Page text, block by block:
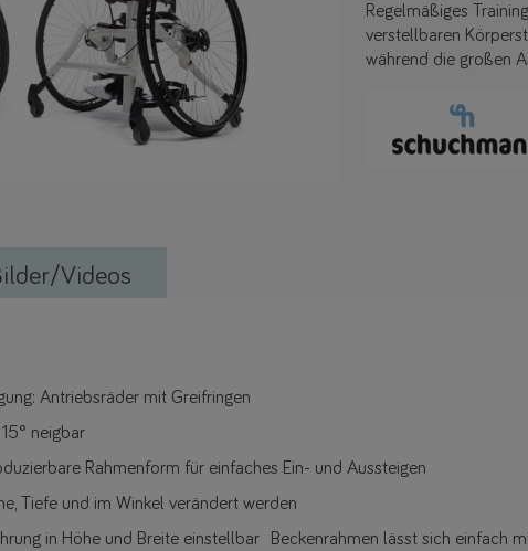
Regelmäßiges
verstellbaren
während die großen
Videos
Antriebsräder mit Greifringen
neigbar
Rahmenform für einfaches Ein- und Aussteigen
Tiefe und im Winkel verändert werden
in Höhe und Breite einstellbar Beckenrahmen lässt sich einfach